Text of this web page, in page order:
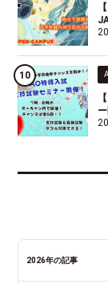
2026年の記事